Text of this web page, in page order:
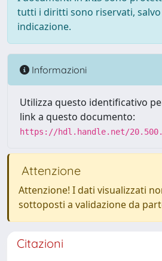
tutti i diritti sono riservati, salvo
indicazione.
Informazioni
Utilizza questo identificativo
link a questo documento:
https://hdl.handle.net/
Attenzione
Attenzione! I dati visualizzati
sottoposti a validazione da
Citazioni